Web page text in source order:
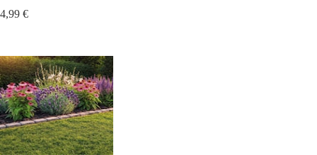
4,99 €